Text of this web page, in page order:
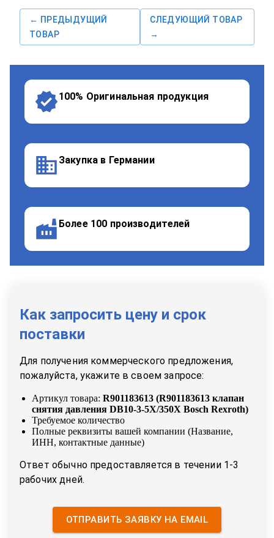
← ПРЕДЫДУЩИЙ
ТОВАР
СЛЕДУЮЩИЙ ТОВАР
→
100% Оригинальная продукция
Закупка в Германии
Более 100 производителей
Как запросить цену и срок
поставки
Для получения коммерческого предложения,
пожалуйста, укажите в своем запросе:
Артикул товара: R901183613 (R901183613 клапан
снятия давления DB10-3-5X/350X Bosch Rexroth)
Требуемое количество
Полные реквизиты вашей компании (Название,
ИНН, контактные данные)
Ответ обычно предоставляется в течении 1-3
рабочих дней.
ОТПРАВИТЬ ЗАЯВКУ НА EMAIL